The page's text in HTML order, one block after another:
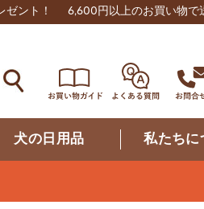
ント！ 6,600円以上のお買い物で
犬の日用品 私たちに